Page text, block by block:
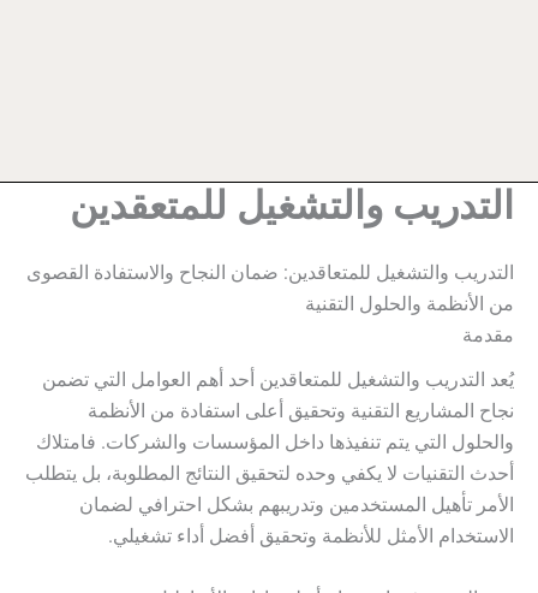
التدريب والتشغيل للمتعقدين
التدريب والتشغيل للمتعاقدين: ضمان النجاح والاستفادة القصوى
من الأنظمة والحلول التقنية
مقدمة
يُعد التدريب والتشغيل للمتعاقدين أحد أهم العوامل التي تضمن
نجاح المشاريع التقنية وتحقيق أعلى استفادة من الأنظمة
والحلول التي يتم تنفيذها داخل المؤسسات والشركات. فامتلاك
أحدث التقنيات لا يكفي وحده لتحقيق النتائج المطلوبة، بل يتطلب
الأمر تأهيل المستخدمين وتدريبهم بشكل احترافي لضمان
الاستخدام الأمثل للأنظمة وتحقيق أفضل أداء تشغيلي.